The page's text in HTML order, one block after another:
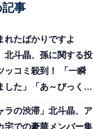
事
れたばかりですよ
北斗晶、孫に関する投
ッコミ殺到！ 「一瞬
した」「あ～びっくり
ラの渋滞」北斗晶、ア
宅での豪華メンバー集